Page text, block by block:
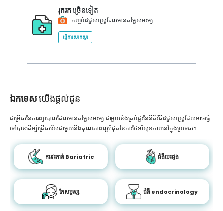
រុករក ច្រើនទៀត
កញ្ចប់វេជ្ជសាស្ត្រដែលមានតម្លៃសមរម្យ
ផ្ញើការសាកសួរ
ឯកទេសយើងផ្តល់ជូន
ជម្រើសនៃការព្យាបាលដែលមានតម្លៃសមរម្យ ជាមួយនឹងគ្រប់ជួរនៃនីតិវិធីវេជ្ជសាស្រ្តដែលអាចធ្វើ
ទៅបានដើម្បីជ្រើសរើសជាមួយនឹងគុណភាពល្អបំផុតនៃការថែទាំសុខភាពនៅក្នុងប្រទេស។
ការវះកាត់ Bariatric ជំងឺបេះដូង
កែសម្ផស្ស ជំងឺ endocrinology